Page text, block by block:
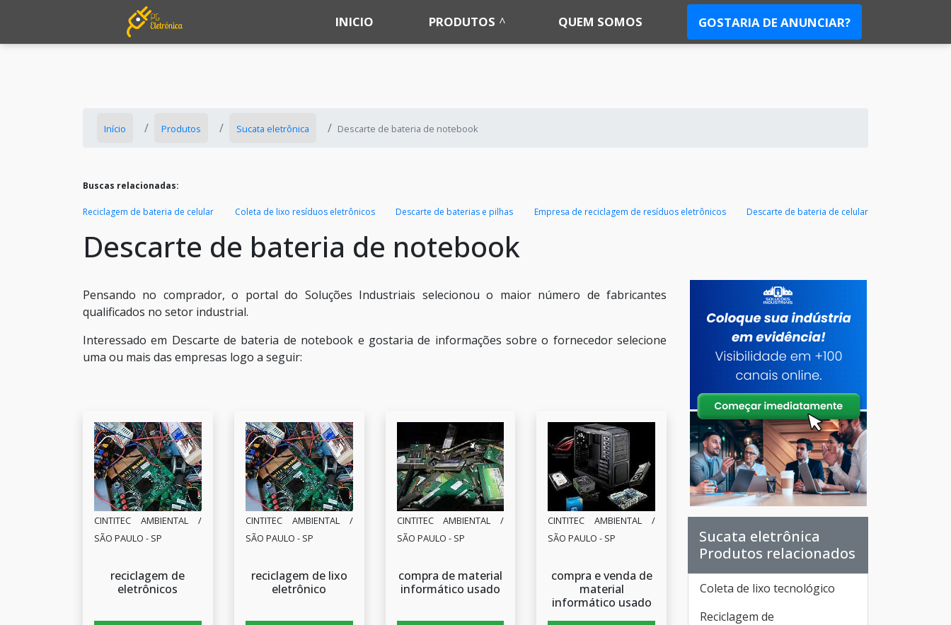
INICIO PRODUTOS QUEM SOMOS GOSTARIA DE ANUNCIAR?
Início Produtos Sucata eletrônica Descarte de bateria de notebook
Buscas relacionadas:
Reciclagem de bateria de celular Coleta de lixo resíduos eletrônicos Descarte de baterias e pilhas Empresa de reciclagem de resíduos eletrônicos Descarte de bateria de celular
Descarte de bateria de notebook
Pensando no comprador, o portal do Soluções Industriais selecionou o maior número de fabricantes
qualificados no setor industrial.
Interessado em Descarte de bateria de notebook e gostaria de informações sobre o fornecedor selecione
uma ou mais das empresas logo a seguir:
CINTITEC AMBIENTAL /
SÃO PAULO - SP
reciclagem de
eletrônicos
CINTITEC AMBIENTAL /
SÃO PAULO - SP
reciclagem de lixo
eletrônico
CINTITEC AMBIENTAL /
SÃO PAULO - SP
compra de material
informático usado
CINTITEC AMBIENTAL /
SÃO PAULO - SP
compra e venda de
material
informático usado
Sucata eletrônica
Produtos relacionados
Coleta de lixo tecnológico
Reciclagem de